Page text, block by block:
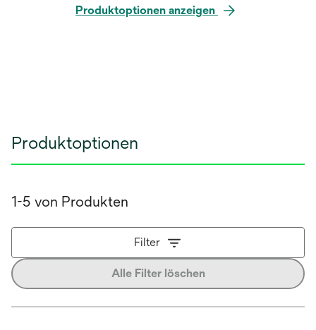
Produktoptionen anzeigen
Produktoptionen
1-5 von Produkten
Filter
Alle Filter löschen